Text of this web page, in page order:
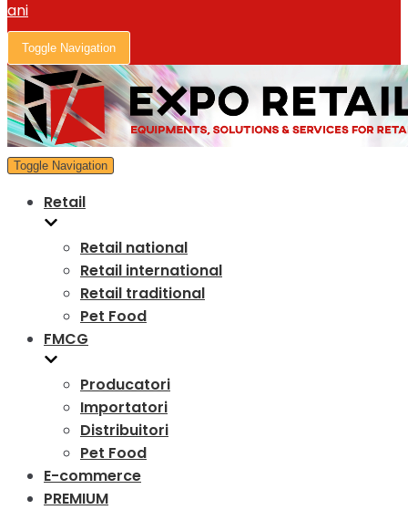
Toggle Navigation
Toggle Navigation
Retail
Retail national
Retail international
Retail traditional
Pet Food
FMCG
Producatori
Importatori
Distribuitori
Pet Food
E-commerce
PREMIUM